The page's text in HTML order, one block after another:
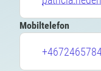
Mobiltelefon